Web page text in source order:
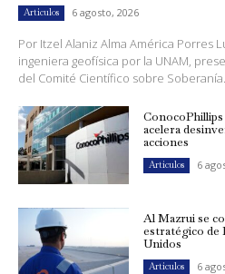
Artículos 6 agosto, 2026
Por Itzel Alaniz Alma América Porres
ingeniera geofísica por la UNAM,
del Comité Científico sobre
ConocoPhillips
acelera
acciones
Artículos 6
Al Mazrui se
estratégico de
Unidos
Artículos 6